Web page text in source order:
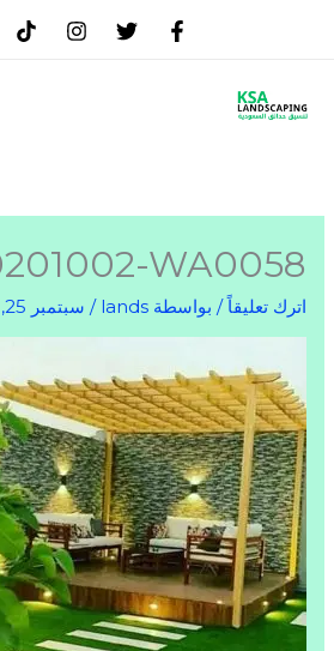
WA0058
اترك تعليقاً / بواسطة lands
/ سبتمبر 25, 2021